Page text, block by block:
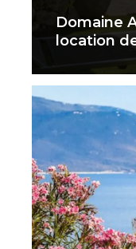
Domaine
location